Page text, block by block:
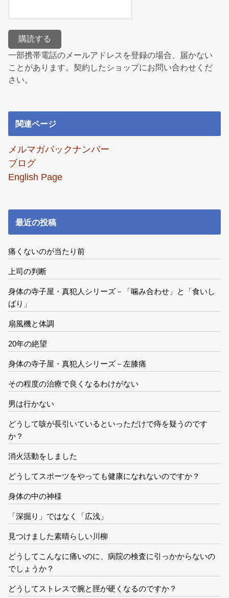
一部携帯電話のメールアドレスを登録の場合、届かない
ことがあります。契約したショップにお問い合わせくだ
さい。
関連ページ
メルマガバックナンバー
ブログ
English Page
最近の投稿
痛くないのが当たり前
上司の判断
身体の寺子屋・真犯人シリーズ－「噛み合わせ」と「食いし
ばり」
扇風機と体調
20年の絶望
身体の寺子屋・真犯人シリーズ－左膝痛
その程度の治療で良くなるわけがない
男は行かない
どうして咳が長引いているといっただけで痔を疑うのです
か？
消火活動をしました
どうしてスポーツをやっても健康になれないのですか？
身体の中の神様
「深掘り」ではなく「広浅」
見つけました素晴らしい川柳
どうしてこんなに痛いのに、病院の検査に引っかからないの
でしょうか？
どうしてストレスで腕と脛が硬くなるのですか？